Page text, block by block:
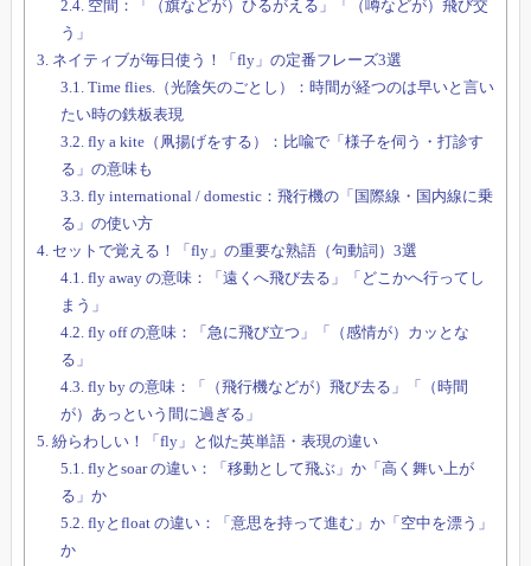
2.4. 空間：「（旗などが）ひるがえる」「（噂などが）飛び交
う」
3. ネイティブが毎日使う！「fly」の定番フレーズ3選
3.1. Time flies.（光陰矢のごとし）：時間が経つのは早いと言い
たい時の鉄板表現
3.2. fly a kite（凧揚げをする）：比喩で「様子を伺う・打診す
る」の意味も
3.3. fly international / domestic：飛行機の「国際線・国内線に乗
る」の使い方
4. セットで覚える！「fly」の重要な熟語（句動詞）3選
4.1. fly away の意味：「遠くへ飛び去る」「どこかへ行ってし
まう」
4.2. fly off の意味：「急に飛び立つ」「（感情が）カッとな
る」
4.3. fly by の意味：「（飛行機などが）飛び去る」「（時間
が）あっという間に過ぎる」
5. 紛らわしい！「fly」と似た英単語・表現の違い
5.1. flyとsoar の違い：「移動として飛ぶ」か「高く舞い上が
る」か
5.2. flyとfloat の違い：「意思を持って進む」か「空中を漂う」
か